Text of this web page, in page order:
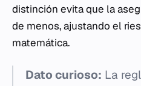
distinción evita que la
de menos, ajustando el
matemática.
Dato curioso: La